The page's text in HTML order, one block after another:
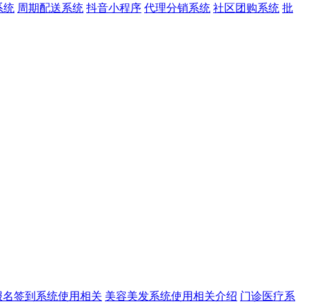
统 周期配送系统 抖音小程序 代理分销系统 社区团购系统 批
名签到系统使用相关 美容美发系统使用相关介绍 门诊医疗系